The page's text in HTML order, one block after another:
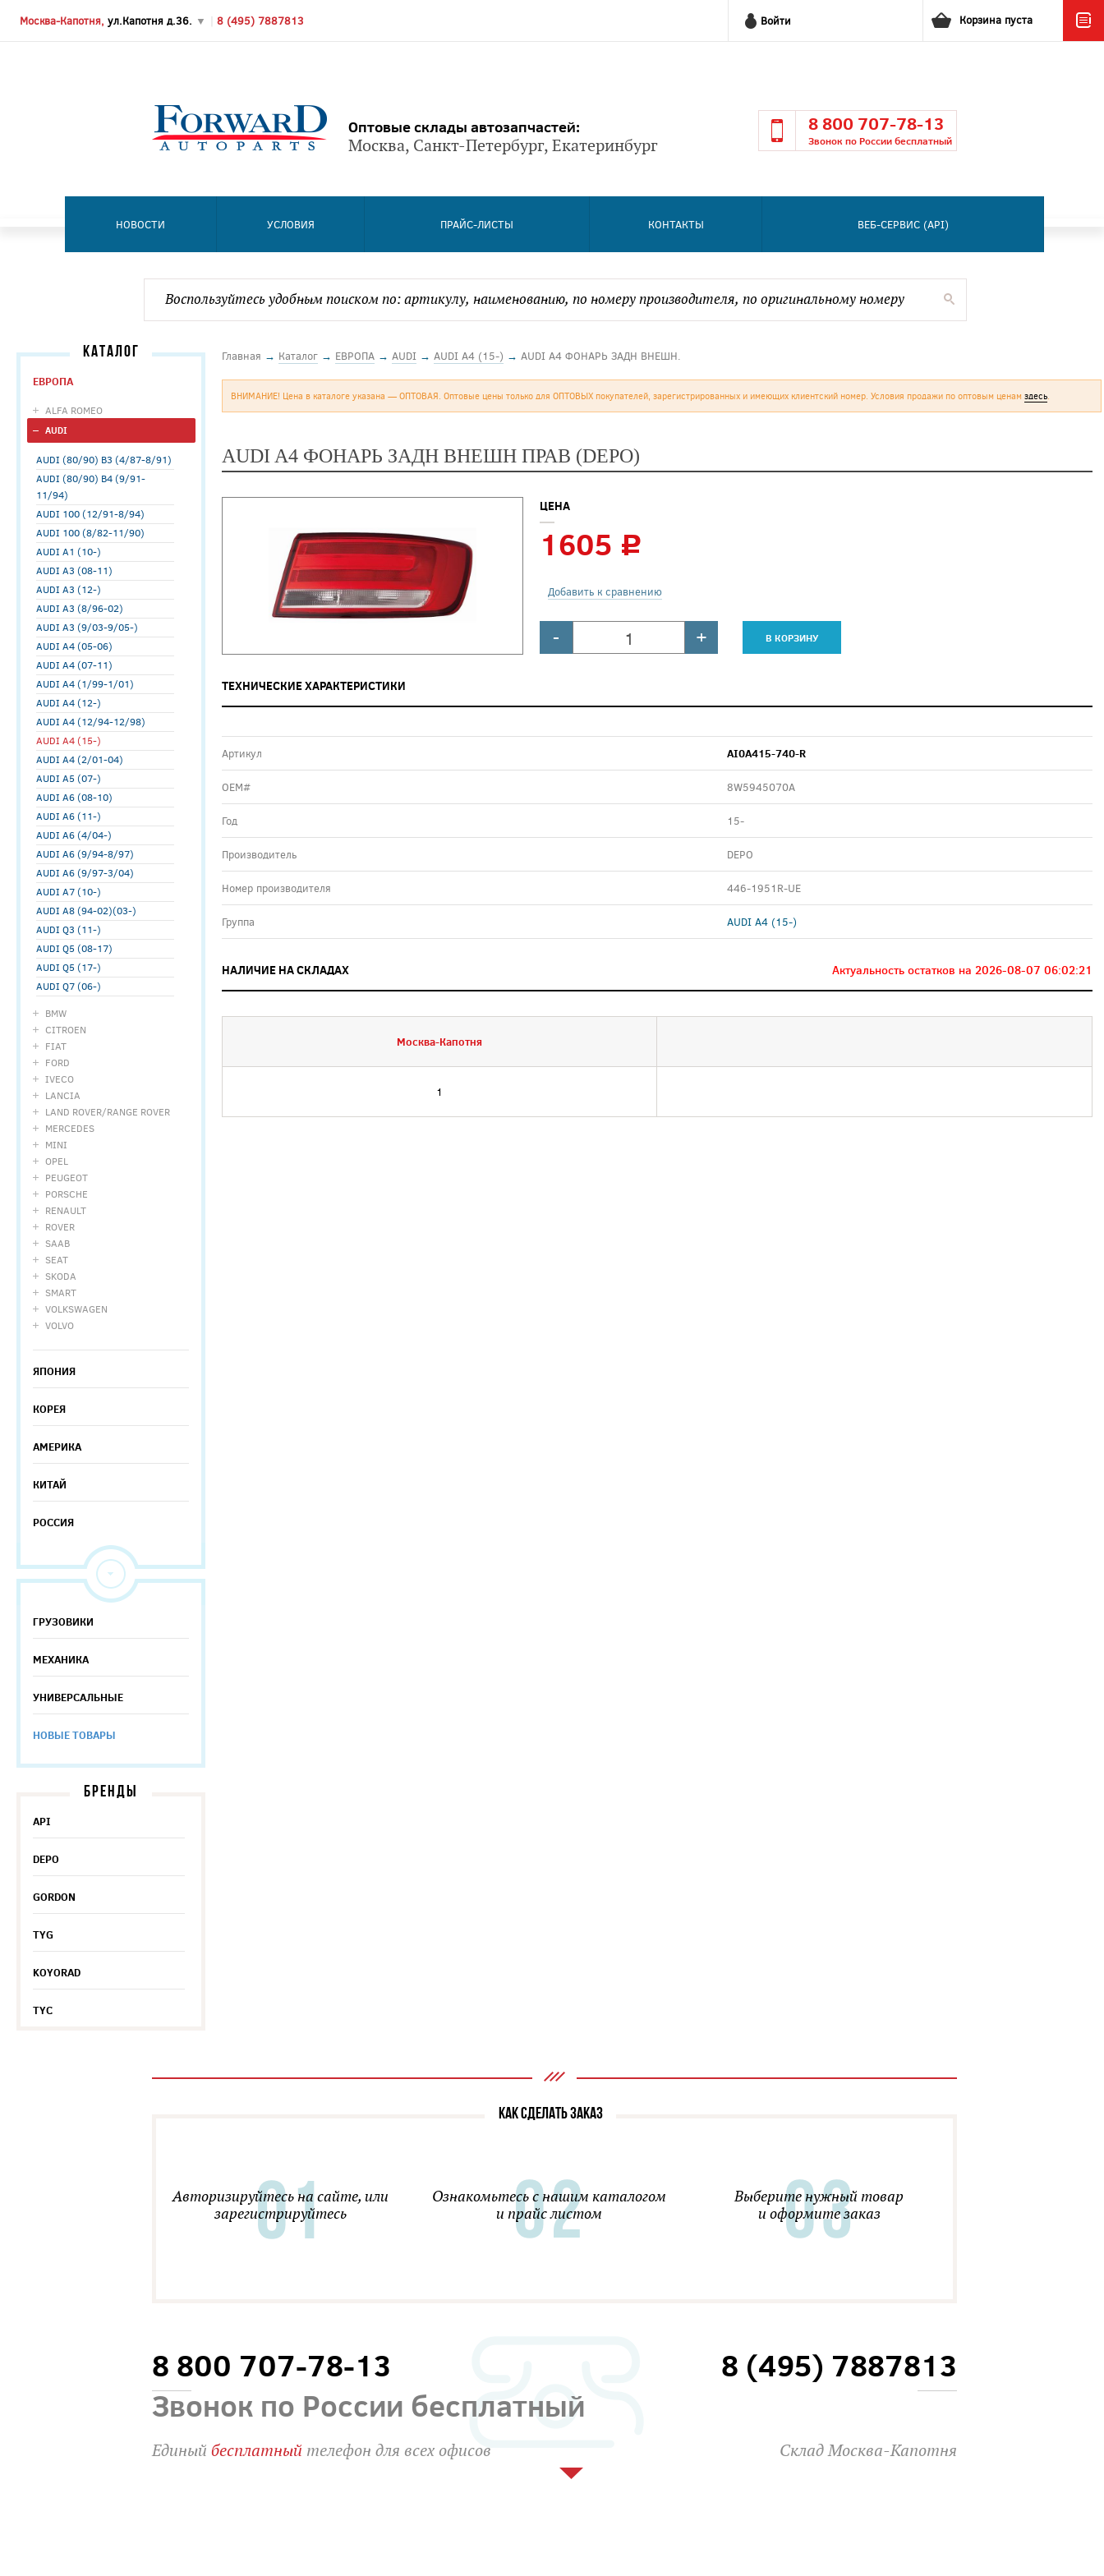
Москва-Капотня, ул.Капотня д.36. ▼ 8 (495) 7887813 Войти Корзина пуста
Оптовые склады автозапчастей:
Москва, Санкт-Петербург, Екатеринбург
8 800 707-78-13
Звонок по России бесплатный
НОВОСТИ УСЛОВИЯ ПРАЙС-ЛИСТЫ КОНТАКТЫ ВЕБ-СЕРВИС (API)
КАТАЛОГ
ЕВРОПА
ALFA ROMEO
AUDI
AUDI (80/90) B3 (4/87-8/91)
AUDI (80/90) B4 (9/91-
11/94)
AUDI 100 (12/91-8/94)
AUDI 100 (8/82-11/90)
AUDI A1 (10-)
AUDI A3 (08-11)
AUDI A3 (12-)
AUDI A3 (8/96-02)
AUDI A3 (9/03-9/05-)
AUDI A4 (05-06)
AUDI A4 (07-11)
AUDI A4 (1/99-1/01)
AUDI A4 (12-)
AUDI A4 (12/94-12/98)
AUDI A4 (15-)
AUDI A4 (2/01-04)
AUDI A5 (07-)
AUDI A6 (08-10)
AUDI A6 (11-)
AUDI A6 (4/04-)
AUDI A6 (9/94-8/97)
AUDI A6 (9/97-3/04)
AUDI A7 (10-)
AUDI A8 (94-02)(03-)
AUDI Q3 (11-)
AUDI Q5 (08-17)
AUDI Q5 (17-)
AUDI Q7 (06-)
BMW
CITROEN
FIAT
FORD
IVECO
LANCIA
LAND ROVER/RANGE ROVER
MERCEDES
MINI
OPEL
PEUGEOT
PORSCHE
RENAULT
ROVER
SAAB
SEAT
SKODA
SMART
VOLKSWAGEN
VOLVO
ЯПОНИЯ
КОРЕЯ
АМЕРИКА
КИТАЙ
РОССИЯ
ГРУЗОВИКИ
МЕХАНИКА
УНИВЕРСАЛЬНЫЕ
НОВЫЕ ТОВАРЫ
БРЕНДЫ
API
DEPO
GORDON
TYG
KOYORAD
TYC
Главная → Каталог → ЕВРОПА → AUDI → AUDI A4 (15-) → AUDI A4 ФОНАРЬ ЗАДН ВНЕШН.
ВНИМАНИЕ! Цена в каталоге указана — ОПТОВАЯ. Оптовые цены только для ОПТОВЫХ покупателей, зарегистрированных и имеющих клиентский номер. Условия продажи по оптовым ценам здесь.
AUDI A4 ФОНАРЬ ЗАДН ВНЕШН ПРАВ (DEPO)
ЦЕНА
1605 c
Добавить к сравнению
- + В КОРЗИНУ
ТЕХНИЧЕСКИЕ ХАРАКТЕРИСТИКИ
Артикул AI0A415-740-R
ОЕМ# 8W5945070A
Год 15-
Производитель DEPO
Номер производителя 446-1951R-UE
Группа AUDI A4 (15-)
НАЛИЧИЕ НА СКЛАДАХ Актуальность остатков на 2026-08-07 06:02:21
Москва-Капотня
1
КАК СДЕЛАТЬ ЗАКАЗ
Авторизируйтесь на сайте, или
зарегистрируйтесь
Ознакомьтесь с нашим каталогом
и прайс листом
Выберите нужный товар
и оформите заказ
8 800 707-78-13
Звонок по России бесплатный
8 (495) 7887813
Единыйбесплатный телефон для всех офисов Склад Москва-Капотня